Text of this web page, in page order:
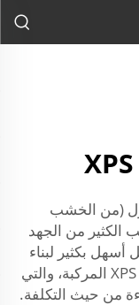
(من الخشب
الكثير من الجهد
أسهل بكثير لبناء
منازلنا! نحن نستخدم ما يُعرف باسم ألواح XPS المركبة، والتي
من حيث التكلفة.